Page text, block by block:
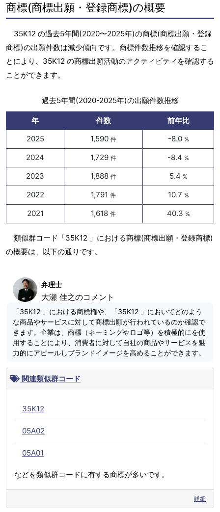
商標(商標出願・登録商標)の概要
35K12 の過去5年間(2020〜2025年)の商標(商標出願・登録
商標)の出願件数は減少傾向です。商標件数推移を確認するこ
とにより、35K12 の商標出願活動のアクティビティを確認する
ことができます。
過去5年間(2020-2025年)の出願件数推移
年 件数
前年比
2025
1,590 件 -8.0 %
2024 1,729 件 -8.4 %
2023 1,888 件 5.4 %
2022 1,791 件 10.7 %
2021 1,618 件 40.3 %
類似群コード「35K12 」における商標(商標出願・登録商標)
の概要は、以下の通りです。
弁理士
大瀬 佳之のコメント
「35K12 」における商標権や、「35K12 」においてどのよう
な商品やサービスに対して商標出願が行われているのか確認で
きます。企業は、商標（ネーミングやロゴ等）を積極的にを使
用することにより、消費者に対して自社の商品やサービスを魅
力的にアピールしブランドイメージを高めることができます。
関連類似群コード
35K12
05A02
05A01
などを類似群コードに有する商標が多いです。
詳細